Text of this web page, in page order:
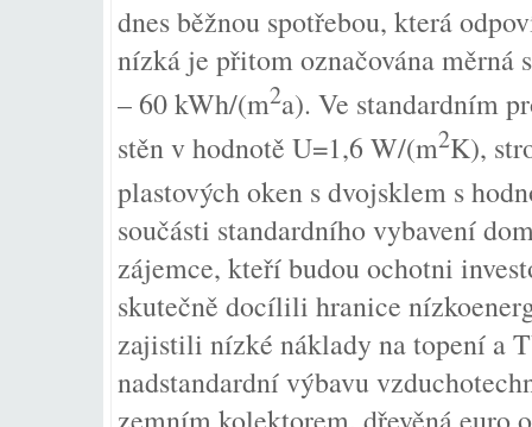
dnes běžnou spotřebou, která
nízká je přitom označována měrná
– 60 kWh/(m2a). Ve standardním
stěn v hodnotě U=1,6 W/(m2K),
plastových oken s dvojsklem s
součásti standardního vybavení
zájemce, kteří budou ochotni
skutečně docílili hranice
zajistili nízké náklady na topení a
nadstandardní výbavu